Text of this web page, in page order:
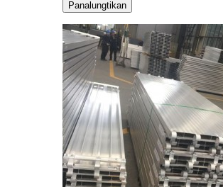
Panalungtikan